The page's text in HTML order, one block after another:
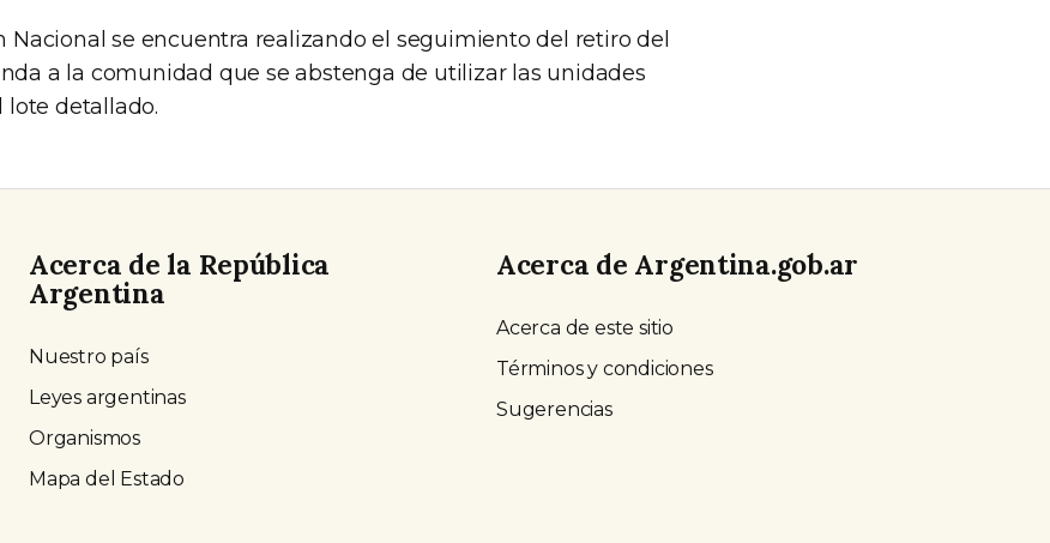
Nacional se encuentra realizando el seguimiento del retiro del
a la comunidad que se abstenga de utilizar las unidades
lote detallado.
Acerca de la República
Argentina
Nuestro país
Leyes argentinas
Organismos
Mapa del Estado
Acerca de Argentina.gob.ar
Acerca de este sitio
Términos y condiciones
Sugerencias